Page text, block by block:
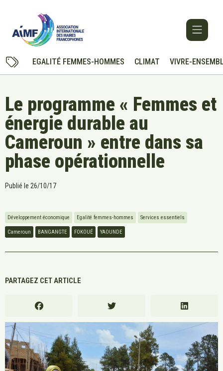
EGALITÉ FEMMES-HOMMES CLIMAT VIVRE-
Le programme « Femmes et
énergie durable au
Cameroun » entre dans sa
phase opérationnelle
Publié le 26/10/17
Développement économique Egalité femmes-hommes Services essentiels
Cameroun BANGANGTE FOKOUÉ YAOUNDE
PARTAGEZ CET ARTICLE